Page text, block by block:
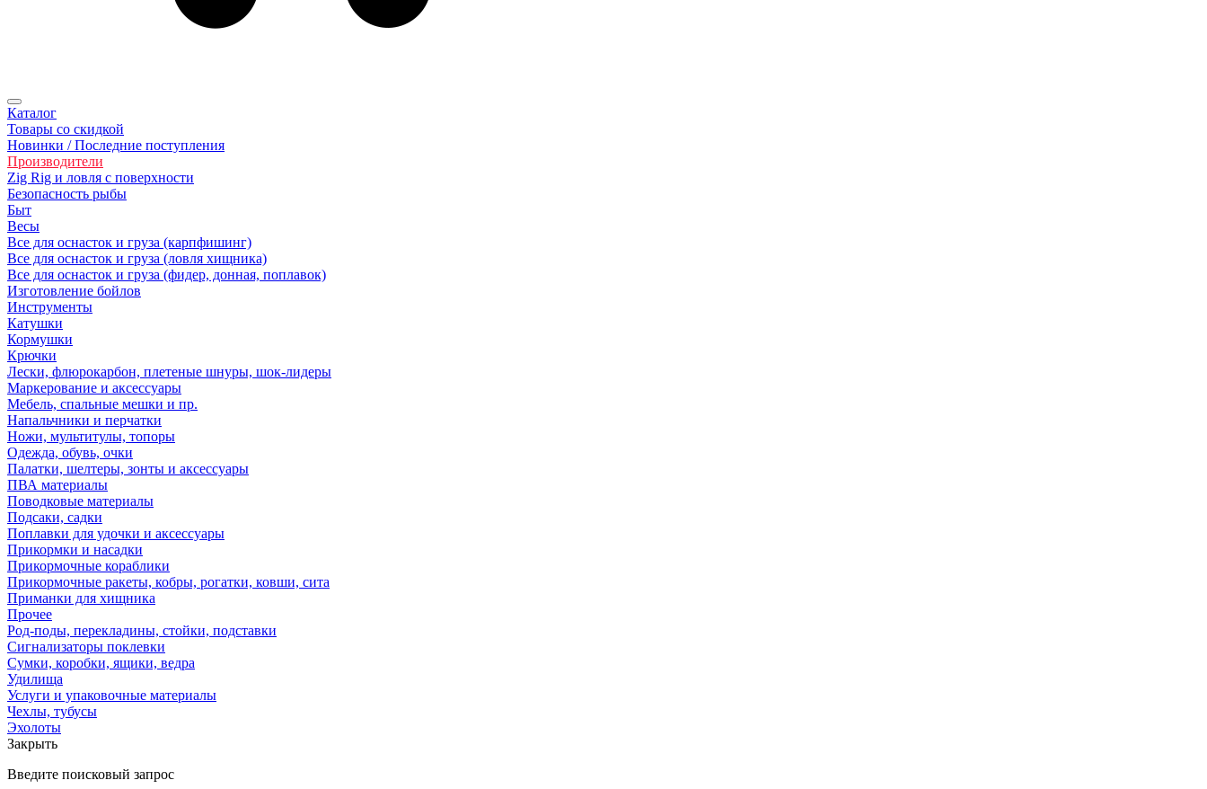
Каталог
Товары со скидкой
Новинки / Последние поступления
Производители
Zig Rig и ловля с поверхности
Безoпасность рыбы
Быт
Весы
Все для оснасток и груза (карпфишинг)
Все для оснасток и груза (ловля хищника)
Все для оснасток и груза (фидер, донная, поплавок)
Изготовление бойлов
Инструменты
Катушки
Кормушки
Крючки
Лески, флюрокарбон, плетеные шнуры, шок-лидеры
Маркерование и аксессуары
Мебель, спальные мешки и пр.
Напальчники и перчатки
Ножи, мультитулы, топоры
Одежда, обувь, очки
Палатки, шелтеры, зонты и аксессуары
ПВА материалы
Поводковые материалы
Подсаки, садки
Поплавки для удочки и аксессуары
Прикормки и насадки
Прикормочные кораблики
Прикормочные ракеты, кобры, рогатки, ковши, сита
Приманки для хищника
Прочее
Род-поды, перекладины, стойки, подставки
Сигнализаторы поклевки
Сумки, коробки, ящики, ведра
Удилища
Услуги и упаковочные материалы
Чехлы, тубусы
Эхолоты
Закрыть
Введите поисковый запрос